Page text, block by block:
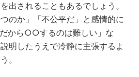
出されることもあるでしょう。
つのか」「不公平だ」と感情的に
から○○するのは難しい」な
明したうえで冷静に主張するよ
。